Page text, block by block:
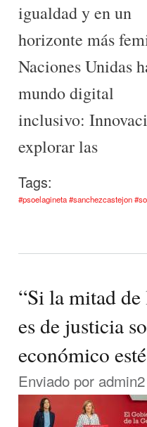
igualdad y en un
horizonte más
Naciones Unidas
mundo digital
inclusivo:
explorar las
Tags:
#psoelagineta #sanchezcastejon
“Si la mitad
es de justicia
económico
Enviado por admin2